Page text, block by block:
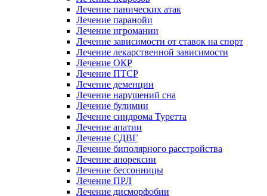
Лечение панических атак
Лечение паранойи
Лечение игромании
Лечение зависимости от ставок на спорт
Лечение лекарственной зависимости
Лечение ОКР
Лечение ПТСР
Лечение деменции
Лечение нарушений сна
Лечение булимии
Лечение синдрома Туретта
Лечение апатии
Лечение СДВГ
Лечение биполярного расстройства
Лечение анорексии
Лечение бессонницы
Лечение ПРЛ
Лечение дисморфобии